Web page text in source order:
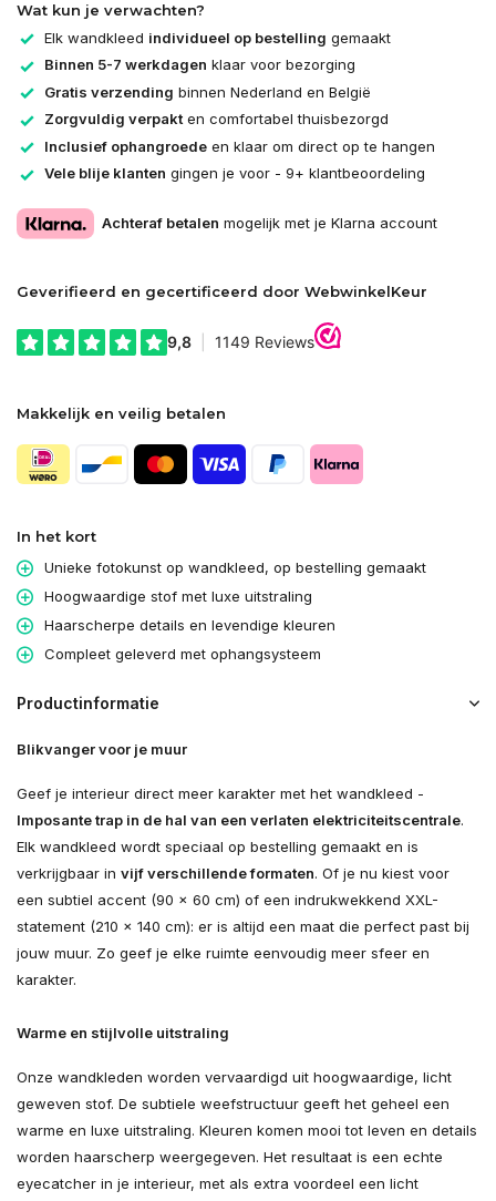
Wat kun je verwachten?
Elk wandkleed individueel op bestelling gemaakt
Binnen 5-7 werkdagen klaar voor bezorging
Gratis verzending binnen Nederland en België
Zorgvuldig verpakten comfortabel thuisbezorgd
Inclusief ophangroede en klaar om direct op te hangen
Vele blije klanten gingen je voor - 9+ klantbeoordeling
Achteraf betalen mogelijk met je Klarna account
Geverifieerd en gecertificeerd door WebwinkelKeur
Makkelijk en veilig betalen
In het kort
Unieke fotokunst op wandkleed, op bestelling gemaakt
Hoogwaardige stof met luxe uitstraling
Haarscherpe details en levendige kleuren
Compleet geleverd met ophangsysteem
Productinformatie
Blikvanger voor je muur
Geef je interieur direct meer karakter met het wandkleed -
Imposante trap in de hal van een verlaten elektriciteitscentrale.
Elk wandkleed wordt speciaal op bestelling gemaakt en is
verkrijgbaar in vijf verschillende formaten. Of je nu kiest voor
een subtiel accent (90 × 60 cm) of een indrukwekkend XXL-
statement (210 × 140 cm): er is altijd een maat die perfect past bij
jouw muur. Zo geef je elke ruimte eenvoudig meer sfeer en
karakter.
Warme en stijlvolle uitstraling
Onze wandkleden worden vervaardigd uit hoogwaardige, licht
geweven stof. De subtiele weefstructuur geeft het geheel een
warme en luxe uitstraling. Kleuren komen mooi tot leven en details
worden haarscherp weergegeven. Het resultaat is een echte
eyecatcher in je interieur, met als extra voordeel een licht